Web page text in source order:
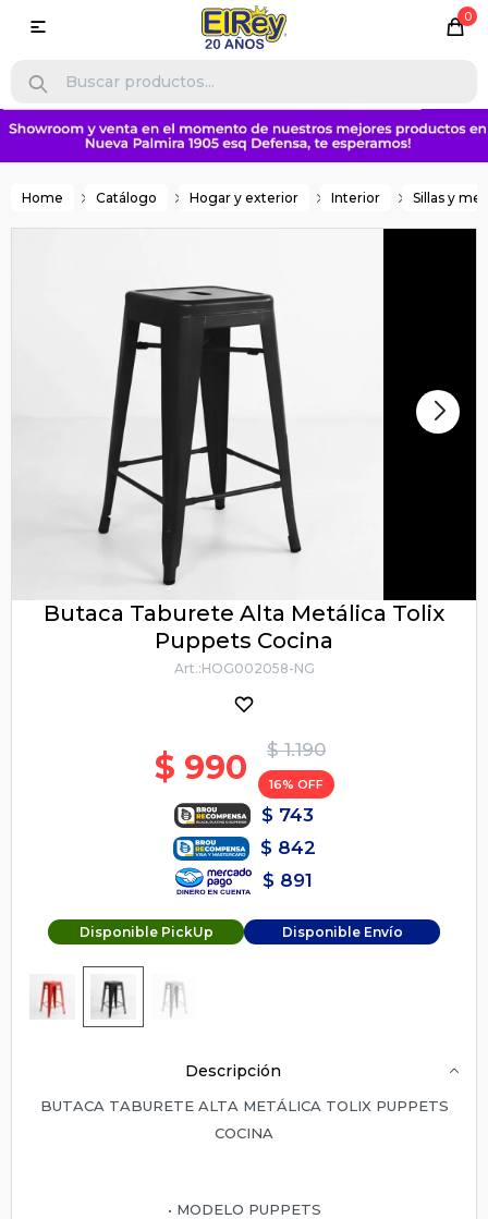
0

Home Catálogo Hogar y exterior Interior Sillas y
Butaca Taburete Alta Metálica Tolix
Puppets Cocina
HOG002058-NG
$ 1.190
$ 990 16
$ 743
$ 842
$ 891
Disponible PickUp Disponible Envío
Descripción
BUTACA TABURETE ALTA METÁLICA TOLIX PUPPETS
COCINA
• MODELO PUPPETS